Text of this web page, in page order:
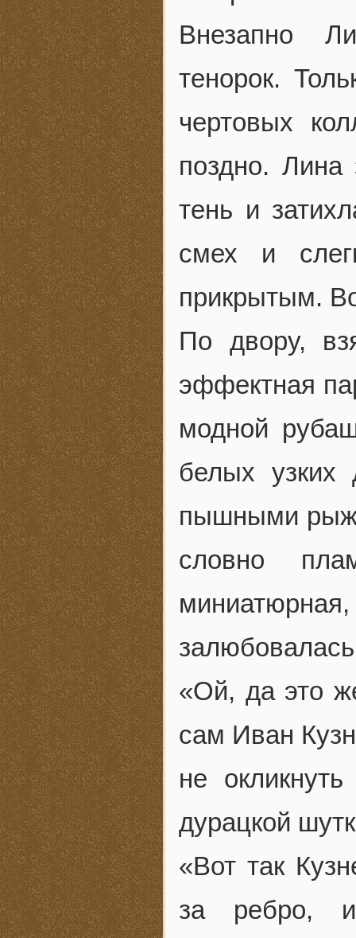
Внезапно
тенорок.
чертовых
поздно. Лина
тень и
смех и
прикрытым.
По двору,
эффектная
модной
белых
пышными
словно
«Ой, да это
сам Иван
не
дурацкой
«Вот так
за ребро,